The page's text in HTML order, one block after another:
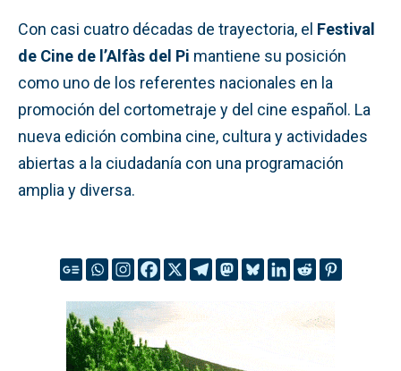
Con casi cuatro décadas de trayectoria, el Festival
de Cine de l’Alfàs del Pi mantiene su posición
como uno de los referentes nacionales en la
promoción del cortometraje y del cine español. La
nueva edición combina cine, cultura y actividades
abiertas a la ciudadanía con una programación
amplia y diversa.